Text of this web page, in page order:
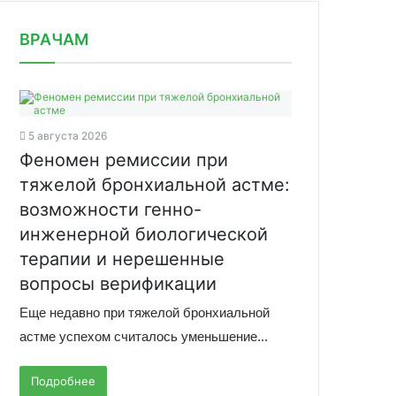
ВРАЧАМ
5 августа 2026
Феномен ремиссии при
тяжелой бронхиальной астме:
возможности генно-
инженерной биологической
терапии и нерешенные
вопросы верификации
Еще недавно при тяжелой бронхиальной
астме успехом считалось уменьшение...
Подробнее